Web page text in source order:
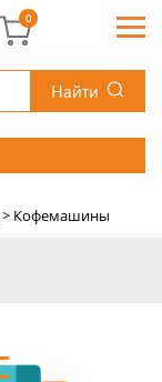
Найти
0
> Кофемашины